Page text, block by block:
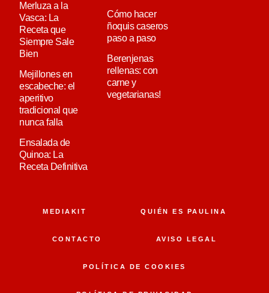
Merluza a la
Vasca: La
Receta que
Siempre Sale
Bien
Mejillones en
escabeche: el
aperitivo
tradicional que
nunca falla
Ensalada de
Quinoa: La
Receta Definitiva
Cómo hacer
ñoquis caseros
paso a paso
Berenjenas
rellenas: con
carne y
vegetarianas!
MEDIAKIT QUIÉN ES PAULINA
CONTACTO AVISO LEGAL
POLÍTICA DE COOKIES